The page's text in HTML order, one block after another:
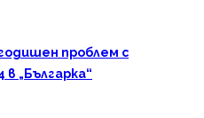
проблем с
„Българка“